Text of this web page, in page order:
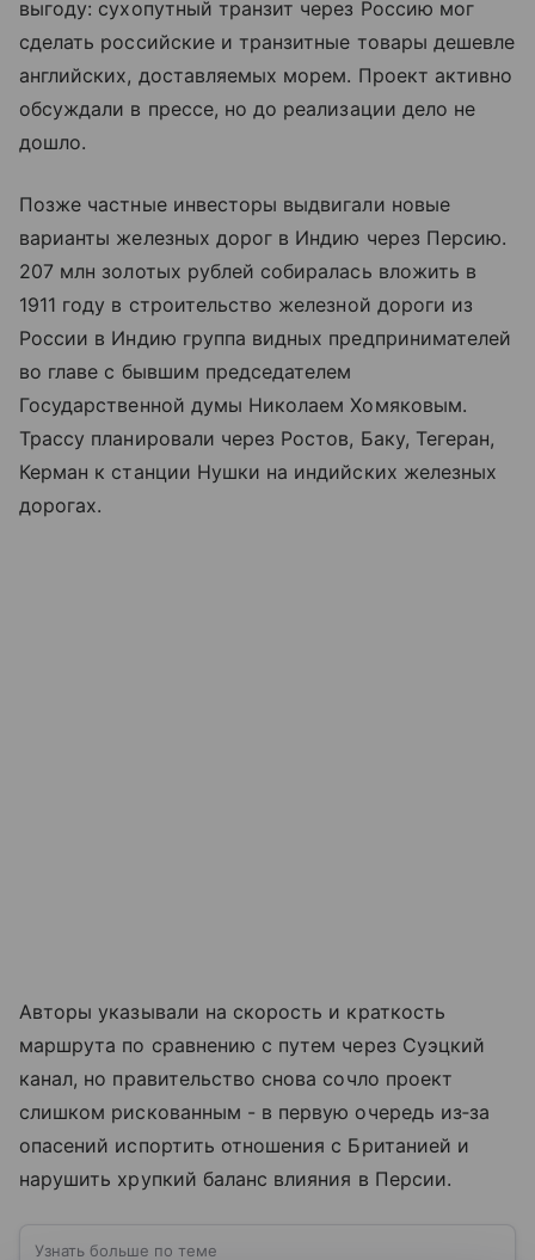
выгоду: сухопутный транзит через Россию мог
сделать российские и транзитные товары дешевле
английских, доставляемых морем. Проект активно
обсуждали в прессе, но до реализации дело не
дошло.
Позже частные инвесторы выдвигали новые
варианты железных дорог в Индию через Персию.
207 млн золотых рублей собиралась вложить в
1911 году в строительство железной дороги из
России в Индию группа видных предпринимателей
во главе с бывшим председателем
Государственной думы Николаем Хомяковым.
Трассу планировали через Ростов, Баку, Тегеран,
Керман к станции Нушки на индийских железных
дорогах.
Авторы указывали на скорость и краткость
маршрута по сравнению с путем через Суэцкий
канал, но правительство снова сочло проект
слишком рискованным - в первую очередь из‑за
опасений испортить отношения с Британией и
нарушить хрупкий баланс влияния в Персии.
Узнать больше по теме